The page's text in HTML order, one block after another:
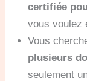
certifiée
vous voulez
Vous
plusieurs
seulement